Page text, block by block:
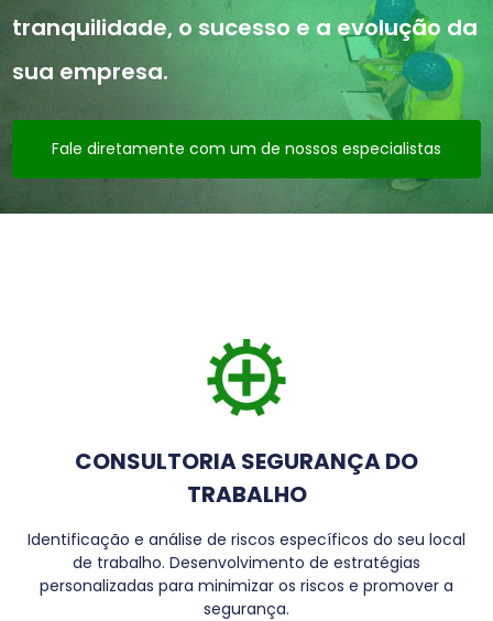
tranquilidade, o sucesso e a evolução da
sua empresa.
Fale diretamente com um de nossos especialistas
CONSULTORIA SEGURANÇA DO
TRABALHO
Identificação e análise de riscos específicos do seu local
de trabalho. Desenvolvimento de estratégias
personalizadas para minimizar os riscos e promover a
segurança.